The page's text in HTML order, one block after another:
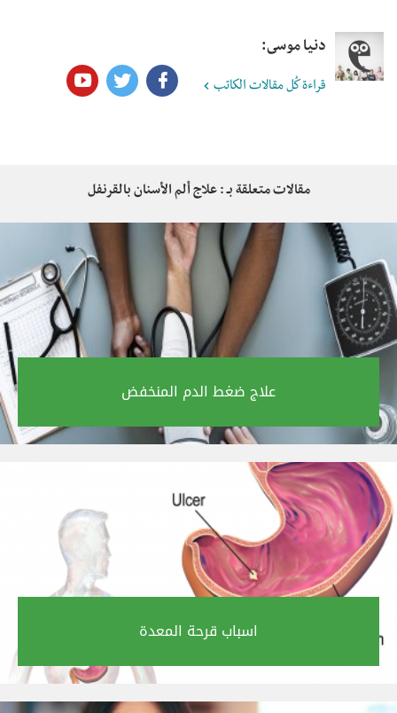
دنيا موسى:
قراءة كُل مقالات الكاتب
مقالات متعلقة بـ : علاج ألم الأسنان بالقرنفل
علاج ضغط الدم المنخفض‎
اسباب قرحة المعدة‎